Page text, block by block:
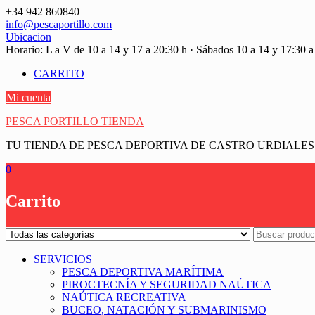
Saltar
contenido
+34 942 860840
info@pescaportillo.com
Ubicacion
Horario: L a V de 10 a 14 y 17 a 20:30 h · Sábados 10 a 14 y 17:30
CARRITO
Mi cuenta
PESCA PORTILLO TIENDA
TU TIENDA DE PESCA DEPORTIVA DE CASTRO URDIALES
0
Carrito
SERVICIOS
PESCA DEPORTIVA MARÍTIMA
PIROCTECNÍA Y SEGURIDAD NAÚTICA
NAÚTICA RECREATIVA
BUCEO, NATACIÓN Y SUBMARINISMO